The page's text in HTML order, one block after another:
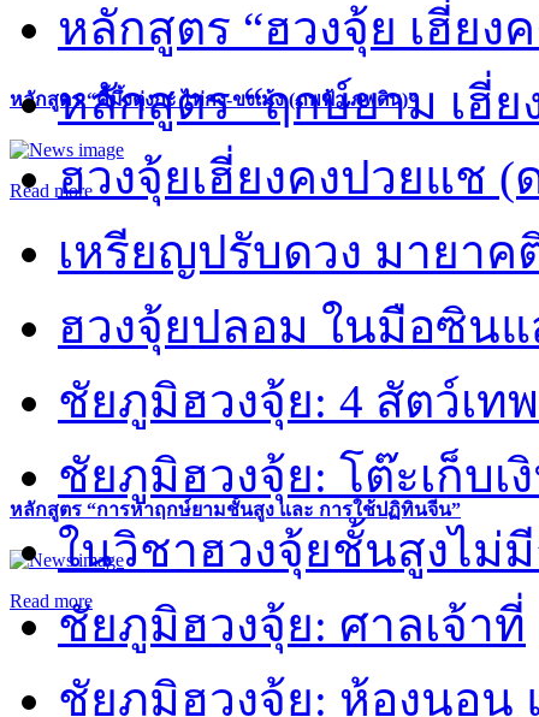
หลักสูตร “คี้มึ้งตุ่งกะ ไท่กง-ขงเม้ง (ภพฟ้า ภพดิน)”
Read more
หลักสูตร “การหาฤกษ์ยามชั้นสูง และ การใช้ปฏิทินจีน”
Read more
หลักสูตร “ฮวงจุ้ย เฮี่ยง
หลักสูตร “ฤกษ์ยาม เฮี่ย
ฮวงจุ้ยเฮี่ยงคงปวยแช (
เหรียญปรับดวง มายา
ฮวงจุ้ยปลอม ในมือซิน
ชัยภูมิฮวงจุ้ย: 4 สัตว์เทพ
ชัยภูมิฮวงจุ้ย: โต๊ะเก็บเ
ในวิชาฮวงจุ้ยชั้นสูงไม่
ชัยภูมิฮวงจุ้ย: ศาลเจ้าที่
ชัยภูมิฮวงจุ้ย: ห้องนอน